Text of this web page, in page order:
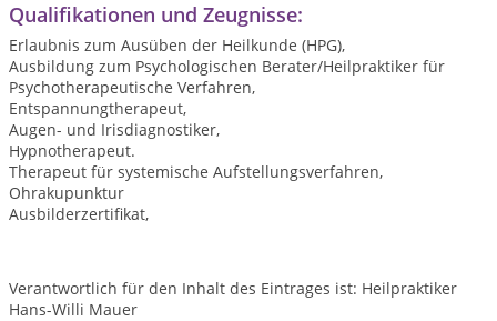
Qualifikationen und Zeugnisse:
Erlaubnis zum Ausüben der Heilkunde (HPG),
Ausbildung zum Psychologischen Berater/Heilpraktiker für
Psychotherapeutische Verfahren,
Entspannungtherapeut,
Augen- und Irisdiagnostiker,
Hypnotherapeut.
Therapeut für systemische Aufstellungsverfahren,
Ohrakupunktur
Ausbilderzertifikat,
Verantwortlich für den Inhalt des Eintrages ist: Heilpraktiker
Hans-Willi Mauer